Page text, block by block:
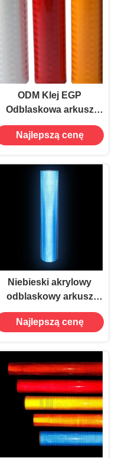
ODM Klej EGP
Odblaskowa arkusz
pomarańczowy winyl
dla bezpieczeństwa
Najlepszą cenę
Niebieski akrylowy
odblaskowy arkusz
EGP Winyl drukowalny
Najlepszą cenę